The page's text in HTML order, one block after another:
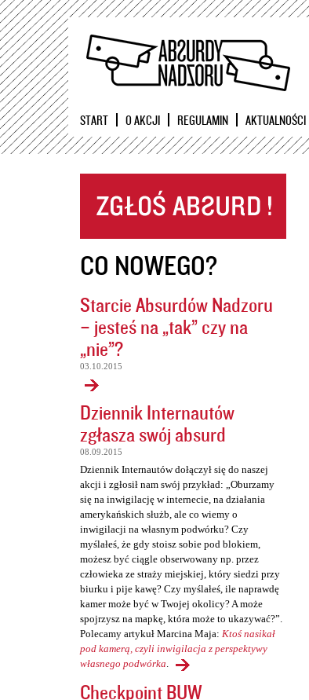
START O AKCJI REGULAMIN AKTUALNOŚCI
CO NOWEGO?
Starcie Absurdów Nadzoru
– jesteś na „tak” czy na
„nie”?
03.10.2015
Dziennik Internautów
zgłasza swój absurd
08.09.2015
Dziennik Internautów dołączył się do naszej
akcji i zgłosił nam swój przykład: „Oburzamy
się na inwigilację w internecie, na działania
amerykańskich służb, ale co wiemy o
inwigilacji na własnym podwórku? Czy
myślałeś, że gdy stoisz sobie pod blokiem,
możesz być ciągle obserwowany np. przez
człowieka ze straży miejskiej, który siedzi przy
biurku i pije kawę? Czy myślałeś, ile naprawdę
kamer może być w Twojej okolicy? A może
spojrzysz na mapkę, która może to ukazywać?”.
Polecamy artykuł Marcina Maja: Ktoś nasikał
pod kamerą, czyli inwigilacja z perspektywy
własnego podwórka.
Checkpoint BUW